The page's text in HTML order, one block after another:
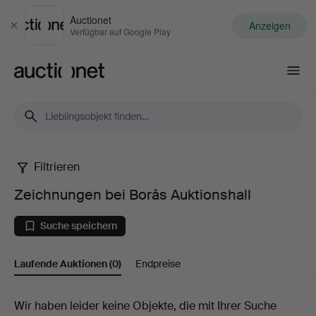
Schließen
Auctionet
Verfügbar auf Google Play Anzeigen
Zeichnungen
bei
Borås
Auktionshall
Filtrieren
Zeichnungen bei Borås Auktionshall
Suche speichern
Laufende Auktionen(0) Endpreise
Laufende
Wir haben leider keine Objekte, die mit Ihrer Suche